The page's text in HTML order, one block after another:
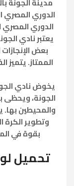
الدوري المصري
الدوري المصري
يعتبر نادي
بعض
الممتاز. يتميز
يخوض نادي
الجونة، ويحظى
والمحيطين بها.
وتطوير
بقوة في
تحميل